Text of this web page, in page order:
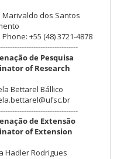
Marivaldo dos Santos
+55 (48) 3721-4878
de Pesquisa
of Research
Bettarel Bállico
de Extensão
of Extension
Hadler Rodrigues